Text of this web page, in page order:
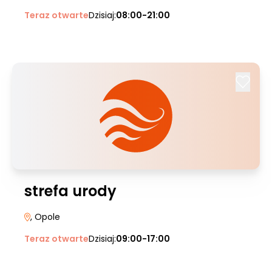
Teraz otwarteDzisiaj:08:00-21:00
strefa urody
, Opole
Teraz otwarteDzisiaj:09:00-17:00